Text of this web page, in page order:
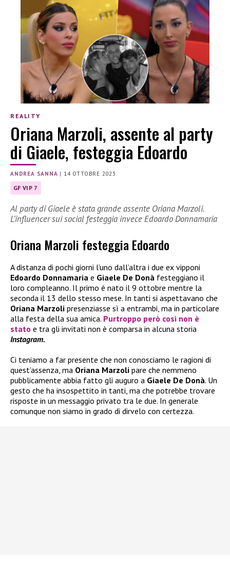
REALITY
Oriana Marzoli, assente al party
di Giaele, festeggia Edoardo
ANDREA SANNA | 14 OTTOBRE 2023
GF VIP 7
Al party di Giaele è stata grande assente Oriana Marzoli.
L’influencer sui social festeggia invece Edoardo Donnamaria
Oriana Marzoli festeggia Edoardo
A distanza di pochi giorni l’uno dall’altra i due ex vipponi
Edoardo Donnamaria e Giaele De Donà festeggiano il
loro compleanno. Il primo è nato il 9 ottobre mentre la
seconda il 13 dello stesso mese. In tanti si aspettavano che
Oriana Marzoli presenziasse sì a entrambi, ma in particolare
alla festa della sua amica. Purtroppo però così non è
stato e tra gli invitati non è comparsa in alcuna storia
Instagram.
Ci teniamo a far presente che non conosciamo le ragioni di
quest’assenza, ma Oriana Marzoli pare che nemmeno
pubblicamente abbia fatto gli auguro a Giaele De Donà. Un
gesto che ha insospettito in tanti, ma che potrebbe trovare
risposte in un messaggio privato tra le due. In generale
comunque non siamo in grado di dirvelo con certezza.